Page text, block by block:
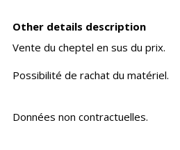
Other details description
Vente du cheptel en sus du prix.
Possibilité de rachat du matériel.
Données non contractuelles.